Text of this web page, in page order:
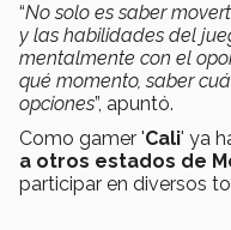
“No solo es saber
y las habilidades del
mentalmente con el
qué momento, saber
opciones”, apuntó.
Como gamer 'Cali' ya
a otros estados de
participar en diversos